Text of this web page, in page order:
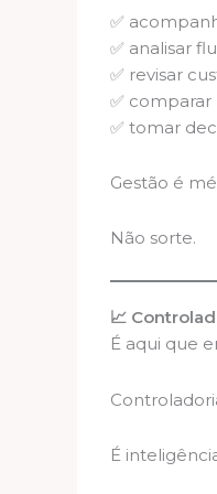
✅
✅ analisar
✅ revisar
✅
✅ tomar
Gestão é
Não sorte.
📈
É aqui que
É